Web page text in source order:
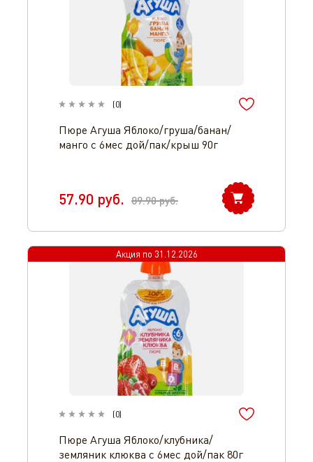
(0)
Пюре Агуша Яблоко/груша/банан/
манго с 6мес дой/пак/крыш 90г
57.90 руб. 89.90руб.
Акция по 31.12.2026
(0)
Пюре Агуша Яблоко/клубника/
земляник клюква с 6мес дой/пак 80г